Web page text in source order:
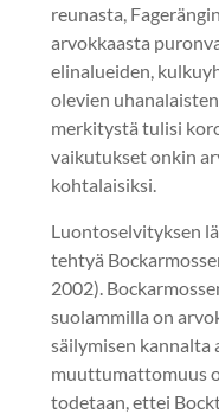
reunasta,
arvokkaasta
elinalueiden,
olevien
merkitystä tulisi
vaikutukset onkin
kohtalaisiksi.
Luontoselvityksen
tehtyä
2002).
suolammilla on
säilymisen kannalta
muuttumattomuus
todetaan, ettei